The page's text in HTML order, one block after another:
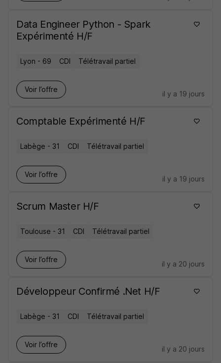
Data Engineer Python - Spark
Expérimenté H/F
Lyon - 69 CDI Télétravail partiel
Voir l’offre
il y a 19 jours
Comptable Expérimenté H/F
Labège - 31 CDI Télétravail partiel
Voir l’offre
il y a 19 jours
Scrum Master H/F
Toulouse - 31 CDI Télétravail partiel
Voir l’offre
il y a 20 jours
Développeur Confirmé .Net H/F
Labège - 31 CDI Télétravail partiel
Voir l’offre
il y a 20 jours